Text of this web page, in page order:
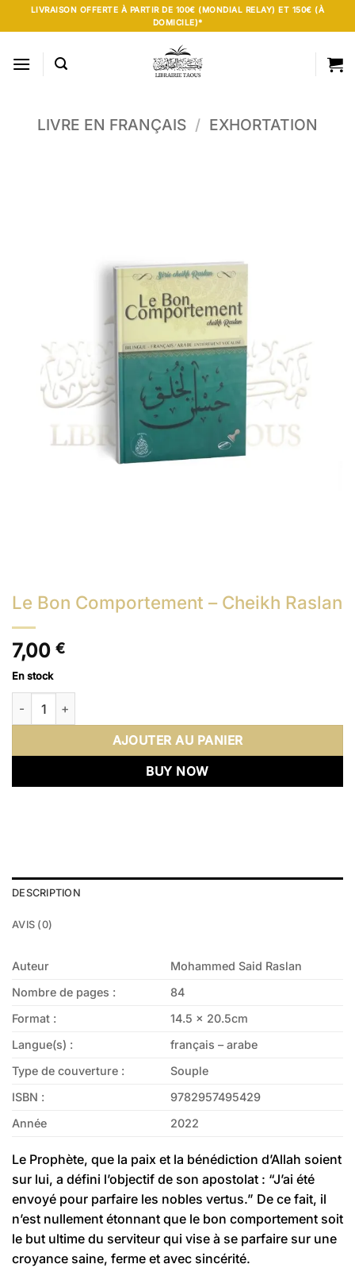
Passer
au
contenu
LIVRAISON OFFERTE À PARTIR DE 100€ (MONDIAL RELAY) ET 150€ (À
DOMICILE)*
LIVRE EN FRANÇAIS / EXHORTATION
Le Bon Comportement – Cheikh Raslan
7,00 €
En stock
quantité de Le Bon Comportement - Cheikh Raslan
AJOUTER AU PANIER
BUY NOW
DESCRIPTION
AVIS (0)
Auteur
Mohammed Said Raslan
Nombre de pages :
84
Format :
14.5 x 20.5cm
Langue(s) :
français – arabe
Type de couverture :
Souple
ISBN :
9782957495429
Année
2022
Le Prophète, que la paix et la bénédiction d’Allah soient
sur lui, a défini l’objectif de son apostolat : “J’ai été
envoyé pour parfaire les nobles vertus.” De ce fait, il
n’est nullement étonnant que le bon comportement soit
le but ultime du serviteur qui vise à se parfaire sur une
croyance saine, ferme et avec sincérité.